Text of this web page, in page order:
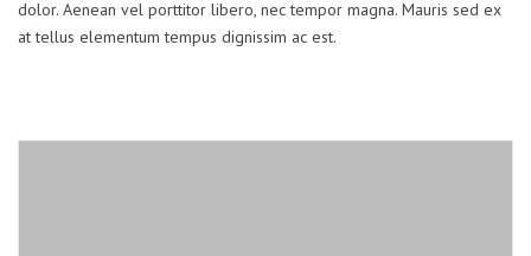
dolor. Aenean vel porttitor libero, nec tempor magna. Mauris sed ex
at tellus elementum tempus dignissim ac est.